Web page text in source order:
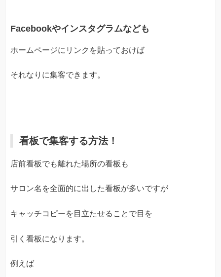
Facebookやインスタグラムなども
ホームページにリンクを貼っておけば
それなりに集客できます。
看板で集客する方法！
店前看板でも離れた場所の看板も
サロン名を全面的に出した看板が多いですが
キャッチコピーを目立たせることで目を
引く看板になります。
例えば